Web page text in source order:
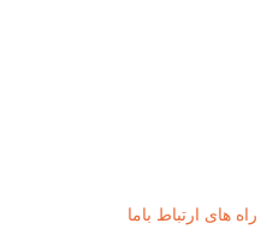
راه های ارتباط باما